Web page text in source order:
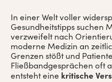
In einer Welt voller
Gesundheitstipps suchen
verzweifelt nach
moderne Medizin an
Grenzen stößt und
Fließbandgesprächen oft
entsteht eine kritische